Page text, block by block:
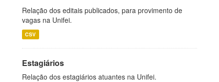
Relação dos editais publicados, para provimento de
vagas na Unifei.
CSV
Estagiários
Relação dos estagiários atuantes na Unifei.